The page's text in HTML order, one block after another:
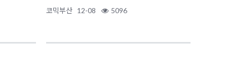
코믹부산 12-08 5096